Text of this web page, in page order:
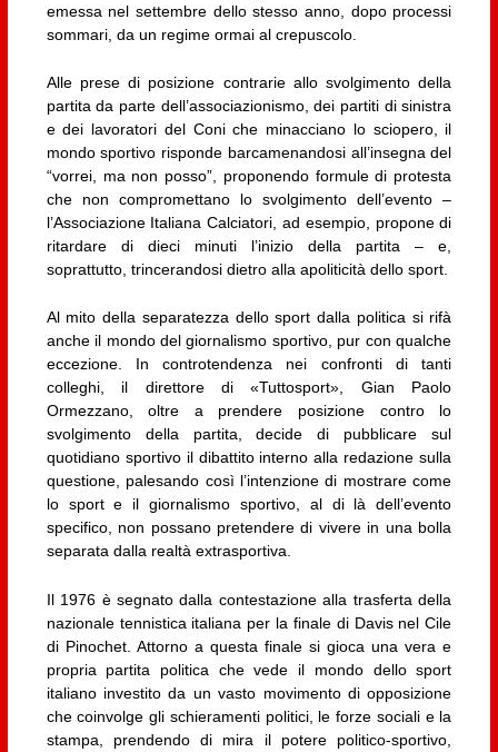
emessa nel settembre dello stesso anno, dopo processi
sommari, da un regime ormai al crepuscolo.
Alle prese di posizione contrarie allo svolgimento della
partita da parte dell’associazionismo, dei partiti di sinistra
e dei lavoratori del Coni che minacciano lo sciopero, il
mondo sportivo risponde barcamenandosi all’insegna del
“vorrei, ma non posso”, proponendo formule di protesta
che non compromettano lo svolgimento dell’evento –
l’Associazione Italiana Calciatori, ad esempio, propone di
ritardare di dieci minuti l’inizio della partita – e,
soprattutto, trincerandosi dietro alla apoliticità dello sport.
Al mito della separatezza dello sport dalla politica si rifà
anche il mondo del giornalismo sportivo, pur con qualche
eccezione. In controtendenza nei confronti di tanti
colleghi, il direttore di «Tuttosport», Gian Paolo
Ormezzano, oltre a prendere posizione contro lo
svolgimento della partita, decide di pubblicare sul
quotidiano sportivo il dibattito interno alla redazione sulla
questione, palesando così l’intenzione di mostrare come
lo sport e il giornalismo sportivo, al di là dell’evento
specifico, non possano pretendere di vivere in una bolla
separata dalla realtà extrasportiva.
Il 1976 è segnato dalla contestazione alla trasferta della
nazionale tennistica italiana per la finale di Davis nel Cile
di Pinochet. Attorno a questa finale si gioca una vera e
propria partita politica che vede il mondo dello sport
italiano investito da un vasto movimento di opposizione
che coinvolge gli schieramenti politici, le forze sociali e la
stampa, prendendo di mira il potere politico-sportivo,